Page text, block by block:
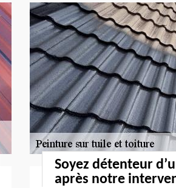
Soyez détenteur
après notre